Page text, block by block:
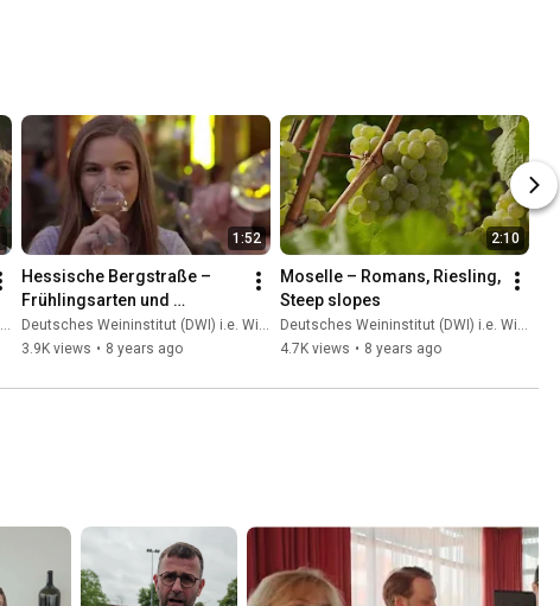
1:52
Hessische Bergstraße –
Frühlingsarten und
Weininsel
Deutsches Weininstitut (DWI) i.e. Wines of Germany
3.9K views • 8 years ago
2:10
Moselle – Romans, Riesling,
Steep slopes
Deutsches Weininstitut (DWI) i.e. Wines of Germany
4.7K views • 8 years ago